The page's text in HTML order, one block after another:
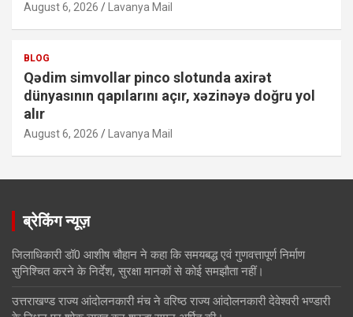
August 6, 2026 Lavanya Mail
BLOG
Qədim simvollar pinco slotunda axirət
dünyasının qapılarını açır, xəzinəyə doğru yol
alır
August 6, 2026 Lavanya Mail
ब्रेकिंग न्यूज़
जिलाधिकारी डॉ0 आशीष चौहान ने कहा कि समयबद्ध एवं गुणवत्तापूर्ण निर्माण
सुनिश्चित करने के निर्देश, सुरक्षा मानकों से कोई समझौता नहीं।
उत्तराखण्ड राज्य आंदोलनकारी मंच ने वरिष्ठ राज्य आंदोलनकारी देवेश्वरी भण्डारी